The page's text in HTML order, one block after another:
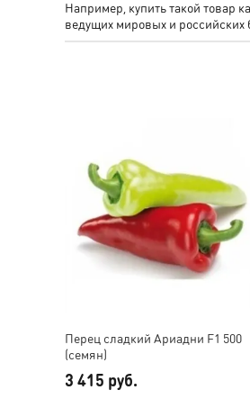
Например, купить такой
ведущих мировых и
Перец сладкий Ариадни F1 500
(семян)
3 415 руб.